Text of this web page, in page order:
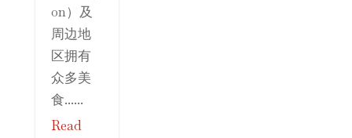
on）及
周边地
区拥有
众多美
食......
Read